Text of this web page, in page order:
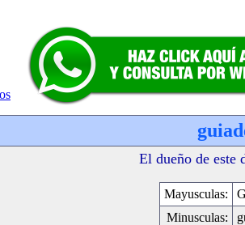
El dueño de este
Mayusculas:
Minusculas: